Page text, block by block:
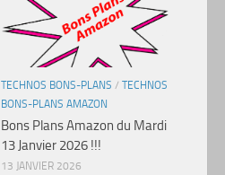
TECHNOS BONS-PLANS / TECHNOS
BONS-PLANS AMAZON
Bons Plans Amazon du Mardi
13 Janvier 2026 !!!
13 JANVIER 2026